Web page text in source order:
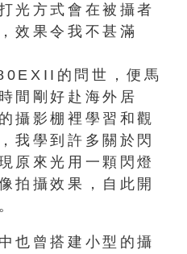
光方式會在被攝者
效果令我不甚滿
的問世，便馬
間剛好赴海外居
攝影棚裡學習和觀
我學到許多關於閃
原來光用一顆閃燈
拍攝效果，自此開
也曾搭建小型的攝